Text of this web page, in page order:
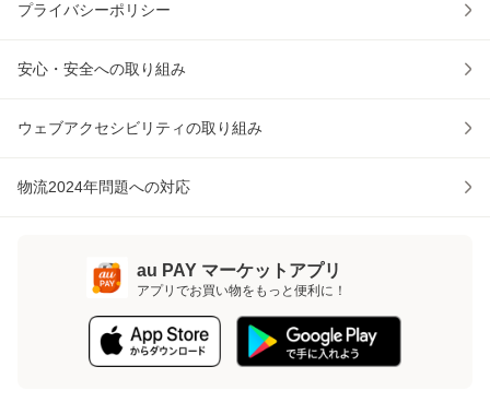
プライバシーポリシー
安心・安全への取り組み
ウェブアクセシビリティの取り組み
物流2024年問題への対応
au PAY マーケットアプリ
アプリでお買い物をもっと便利に！